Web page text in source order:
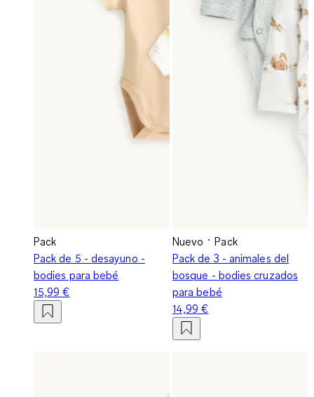
Pack
Pack de 5 - desayuno -
bodies para bebé
15,99 €
Nuevo
Pack
Pack de 3 - animales del
bosque - bodies cruzados
para bebé
14,99 €